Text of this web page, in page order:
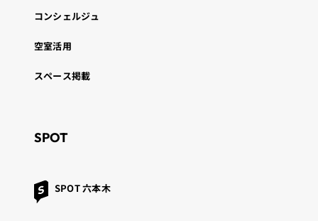
コンシェルジュ
空室活用
スペース掲載
SPOT
SPOT 六本木